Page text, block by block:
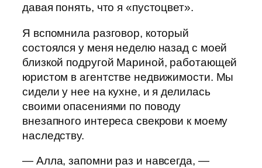
давая понять, что я «пустоцвет».
Я вспомнила разговор, который
состоялся у меня неделю назад с моей
близкой подругой Мариной, работающей
юристом в агентстве недвижимости. Мы
сидели у нее на кухне, и я делилась
своими опасениями по поводу
внезапного интереса свекрови к моему
наследству.
— Алла, запомни раз и навсегда, —